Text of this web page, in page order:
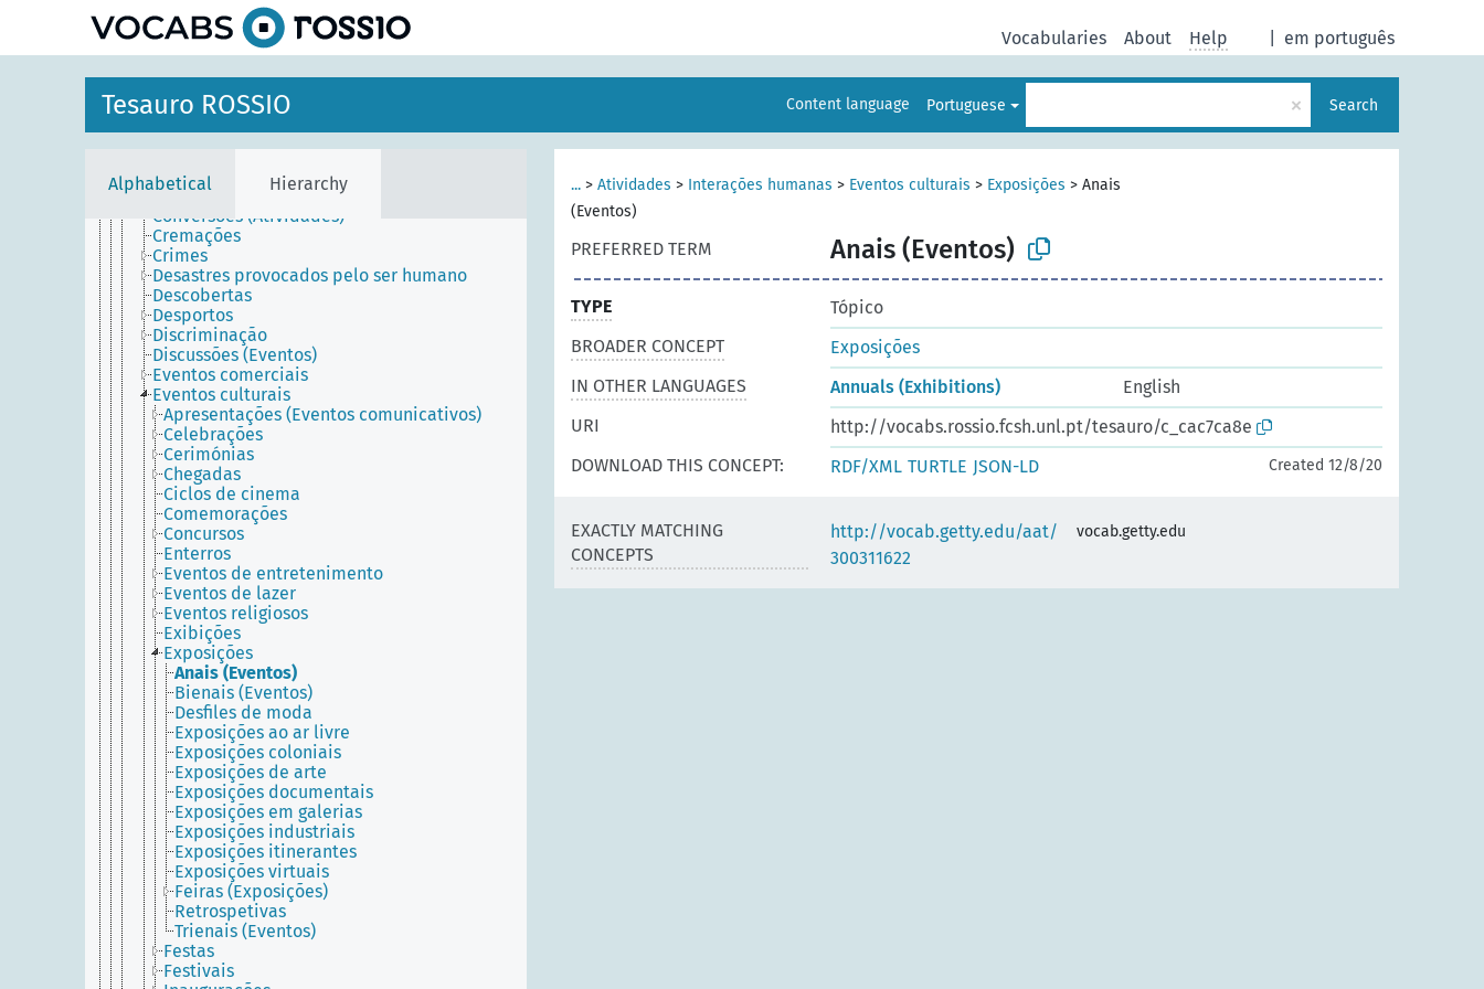
em português
Vocabularies About Help
Tesauro ROSSIO Content language Portuguese × Search
Alphabetical Hierarchy
Assistência (Atividades)
Atividades mentais
Autópsias
Boicotes
Campanhas
Campismo
Canibalismo
Colecionismo
Conflitos armados
Conquistas
Conversões (Atividades)
Cremações
Crimes
Desastres provocados pelo ser humano
Descobertas
Desportos
Discriminação
Discussões (Eventos)
Eventos comerciais
Eventos culturais
Apresentações (Eventos comunicativos)
Celebrações
Cerimónias
Chegadas
Ciclos de cinema
Comemorações
Concursos
Enterros
Eventos de entretenimento
Eventos de lazer
Eventos religiosos
Exibições
Exposições
Anais (Eventos)
Bienais (Eventos)
Desfiles de moda
Exposições ao ar livre
Exposições coloniais
Exposições de arte
Exposições documentais
Exposições em galerias
Exposições industriais
Exposições itinerantes
Exposições virtuais
Feiras (Exposições)
Retrospetivas
Trienais (Eventos)
Festas
Festivais
... > Atividades > Interações humanas > Eventos culturais > Exposições > Anais
(Eventos)
PREFERRED TERM Anais (Eventos)
TYPE
Tópico
BROADER CONCEPT
Exposições
IN OTHER LANGUAGES
Annuals (Exhibitions)
English
URI
http://vocabs.rossio.fcsh.unl.pt/tesauro/c_cac7ca8e
DOWNLOAD THIS CONCEPT:
RDF/XML TURTLE JSON-LD Created 12/8/20
EXACTLY MATCHING
CONCEPTS
http://vocab.getty.edu/aat/
300311622
vocab.getty.edu